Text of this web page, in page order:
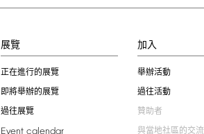
展覽
正在進行的展覽
即將舉辦的展覽
過往展覽
Event calendar
加入
舉辦活動
過往活動
贊助者
與當地社區的交流